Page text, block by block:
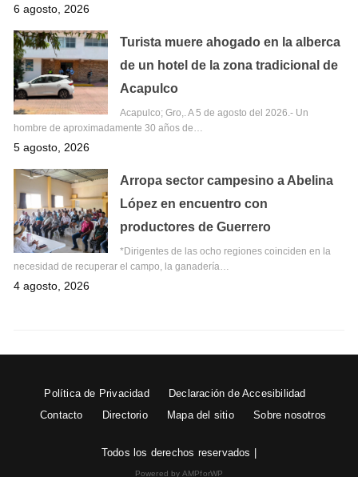
6 agosto, 2026
Turista muere ahogado en la alberca
de un hotel de la zona tradicional de
Acapulco
Acapulco; Gro,. A 5 de agosto del 2026.- Un
hombre de aproximadamente 30 años de…
5 agosto, 2026
Arropa sector campesino a Abelina
López en encuentro con
productores de Guerrero
*Dirigentes de las ocho regiones coinciden en la
necesidad de recuperar el campo, la ganadería…
4 agosto, 2026
Política de Privacidad
Declaración de Accesibilidad
Contacto
Directorio Mapa del sitio Sobre nosotros
Todos los derechos reservados |
Powered by AMPforWP